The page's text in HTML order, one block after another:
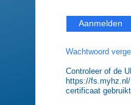
Aanmelden
Wachtwoord
Controleer of de
https://
certificaat